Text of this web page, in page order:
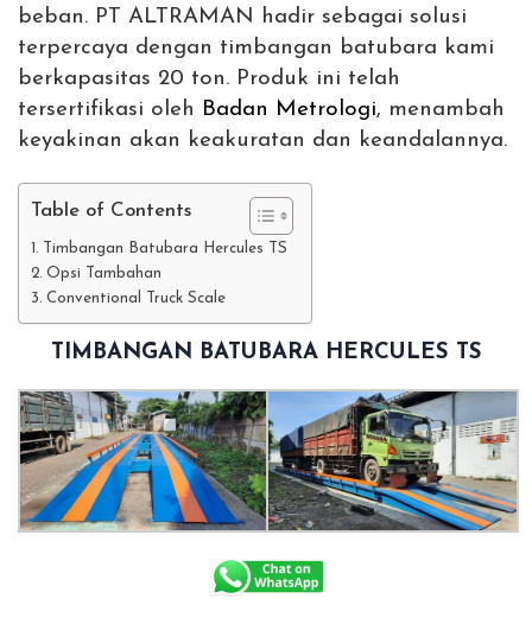
beban. PT ALTRAMAN hadir sebagai solusi
terpercaya dengan timbangan batubara kami
berkapasitas 20 ton. Produk ini telah
tersertifikasi oleh Badan Metrologi, menambah
keyakinan akan keakuratan dan keandalannya.
Table of Contents
Timbangan Batubara Hercules TS
Opsi Tambahan
Conventional Truck Scale
TIMBANGAN BATUBARA HERCULES TS